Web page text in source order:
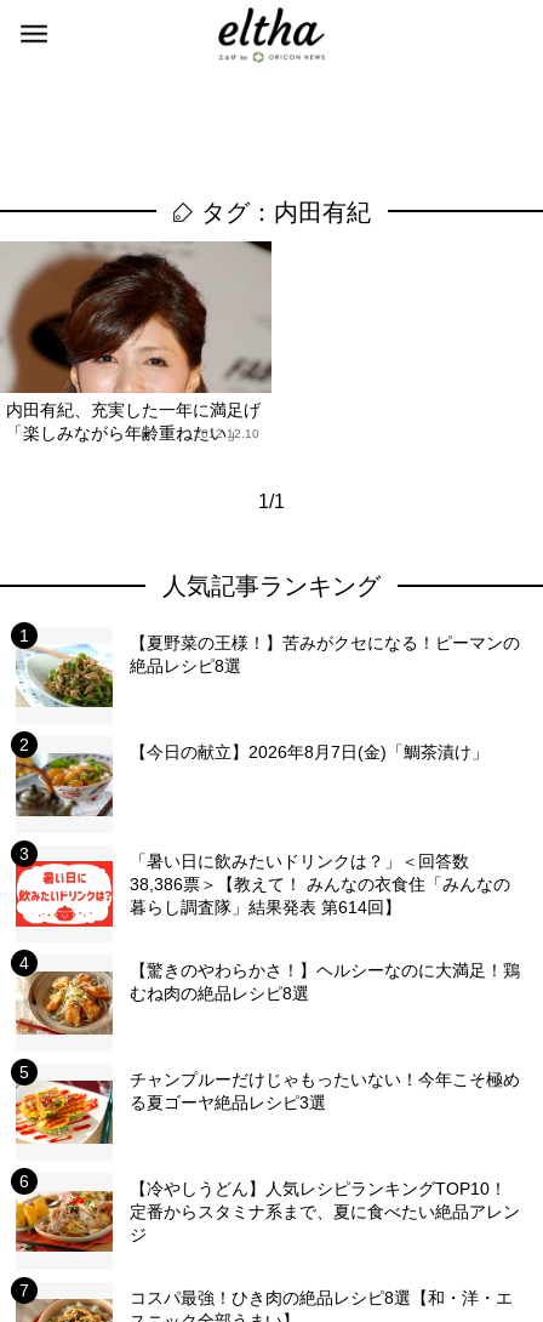
タグ：内田有紀
内田有紀、充実した一年に満足げ
「楽しみながら年齢重ねたい」
2012.12.10
1/1
人気記事ランキング
【夏野菜の王様！】苦みがクセになる！ピーマンの
絶品レシピ8選
【今日の献立】2026年8月7日(金)「鯛茶漬け」
「暑い日に飲みたいドリンクは？」＜回答数
38,386票＞【教えて！ みんなの衣食住「みんなの
暮らし調査隊」結果発表 第614回】
【驚きのやわらかさ！】ヘルシーなのに大満足！鶏
むね肉の絶品レシピ8選
チャンプルーだけじゃもったいない！今年こそ極め
る夏ゴーヤ絶品レシピ3選
【冷やしうどん】人気レシピランキングTOP10！
定番からスタミナ系まで、夏に食べたい絶品アレン
ジ
コスパ最強！ひき肉の絶品レシピ8選【和・洋・エ